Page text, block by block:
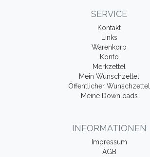
SERVICE
Kontakt
Links
Warenkorb
Konto
Merkzettel
Mein Wunschzettel
Öffentlicher Wunschzettel
Meine Downloads
INFORMATIONEN
Impressum
AGB